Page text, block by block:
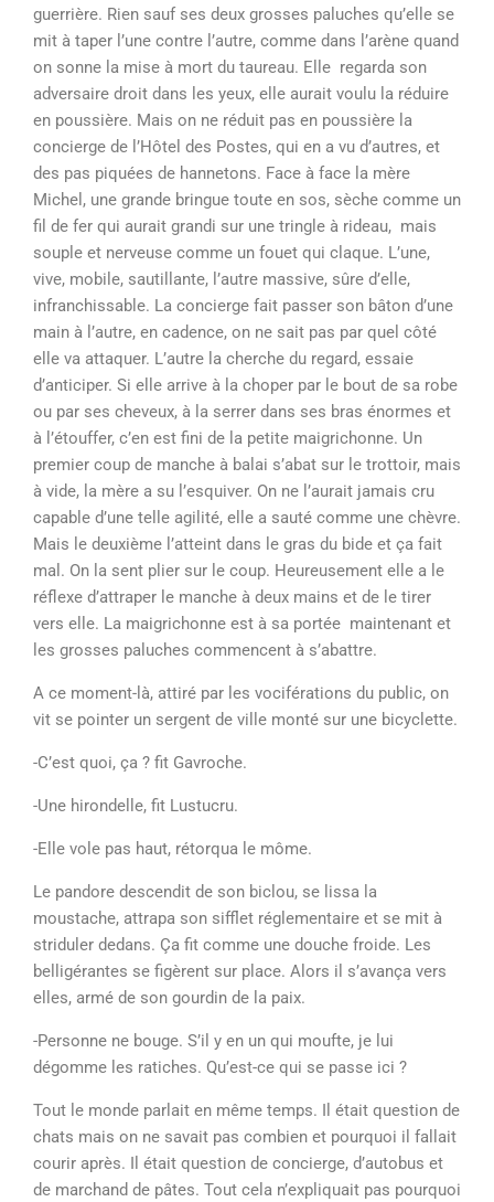
guerrière. Rien sauf ses deux grosses paluches qu’elle se
mit à taper l’une contre l’autre, comme dans l’arène quand
on sonne la mise à mort du taureau. Elle regarda son
adversaire droit dans les yeux, elle aurait voulu la réduire
en poussière. Mais on ne réduit pas en poussière la
concierge de l’Hôtel des Postes, qui en a vu d’autres, et
des pas piquées de hannetons. Face à face la mère
Michel, une grande bringue toute en sos, sèche comme un
fil de fer qui aurait grandi sur une tringle à rideau, mais
souple et nerveuse comme un fouet qui claque. L’une,
vive, mobile, sautillante, l’autre massive, sûre d’elle,
infranchissable. La concierge fait passer son bâton d’une
main à l’autre, en cadence, on ne sait pas par quel côté
elle va attaquer. L’autre la cherche du regard, essaie
d’anticiper. Si elle arrive à la choper par le bout de sa robe
ou par ses cheveux, à la serrer dans ses bras énormes et
à l’étouffer, c’en est fini de la petite maigrichonne. Un
premier coup de manche à balai s’abat sur le trottoir, mais
à vide, la mère a su l’esquiver. On ne l’aurait jamais cru
capable d’une telle agilité, elle a sauté comme une chèvre.
Mais le deuxième l’atteint dans le gras du bide et ça fait
mal. On la sent plier sur le coup. Heureusement elle a le
réflexe d’attraper le manche à deux mains et de le tirer
vers elle. La maigrichonne est à sa portée maintenant et
les grosses paluches commencent à s’abattre.
A ce moment-là, attiré par les vociférations du public, on
vit se pointer un sergent de ville monté sur une bicyclette.
-C’est quoi, ça ? fit Gavroche.
-Une hirondelle, fit Lustucru.
-Elle vole pas haut, rétorqua le môme.
Le pandore descendit de son biclou, se lissa la
moustache, attrapa son sifflet réglementaire et se mit à
striduler dedans. Ça fit comme une douche froide. Les
belligérantes se figèrent sur place. Alors il s’avança vers
elles, armé de son gourdin de la paix.
-Personne ne bouge. S’il y en un qui moufte, je lui
dégomme les ratiches. Qu’est-ce qui se passe ici ?
Tout le monde parlait en même temps. Il était question de
chats mais on ne savait pas combien et pourquoi il fallait
courir après. Il était question de concierge, d’autobus et
de marchand de pâtes. Tout cela n’expliquait pas pourquoi